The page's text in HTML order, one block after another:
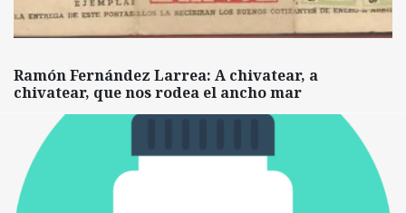
Ramón Fernández Larrea: A chivatear, a
chivatear, que nos rodea el ancho mar